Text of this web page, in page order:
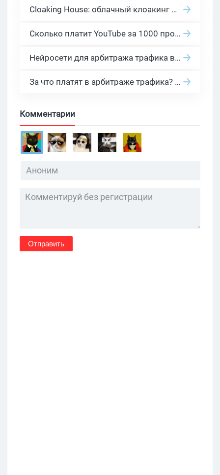
Cloaking House: облачный клоакинг для фильтрации ботов FB и Google Ads — гайд PHP-интеграции 2026
Сколько платит YouTube за 1000 просмотров в 2026: реальные цифры от 0.5 до 36 USD по ГЕО
Нейросети для арбитража трафика в 2026: инструменты, кейсы и AI-медиабайеры
За что платят в арбитраже трафика? 30 моделей оплаты в бурж и СНГ партнерках
Комментарии
Отправить